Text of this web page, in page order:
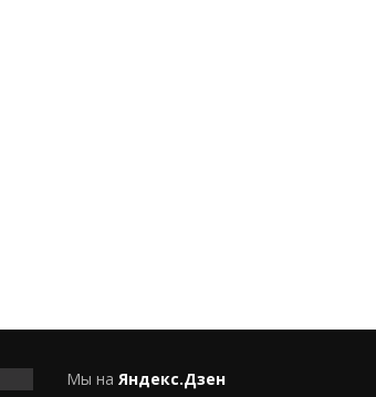
Мы на Яндекс.Дзен